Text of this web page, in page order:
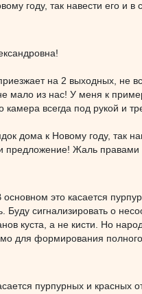
году, так навести его и
на 2 выходных, не
мало из нас! У меня к
камера всегда под рукой и
дома к Новому году, так
предложение! Жаль
это касается
Буду сигнализировать о
куста, а не кисти. Но
для формирования
пурпурных и красных